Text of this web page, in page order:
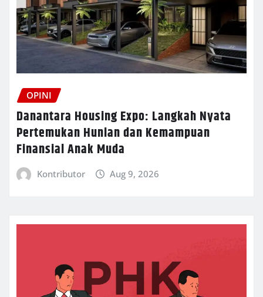
OPINI
Danantara Housing Expo: Langkah Nyata
Pertemukan Hunian dan Kemampuan
Finansial Anak Muda
Kontributor Aug 9, 2026